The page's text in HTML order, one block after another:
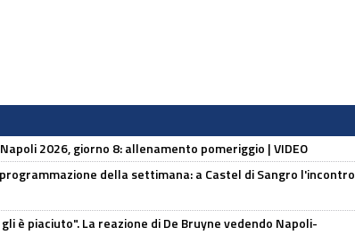
2026, giorno 8: allenamento pomeriggio | VIDEO
della settimana: a Castel di Sangro l'incontro
è piaciuto". La reazione di De Bruyne vedendo Napoli-